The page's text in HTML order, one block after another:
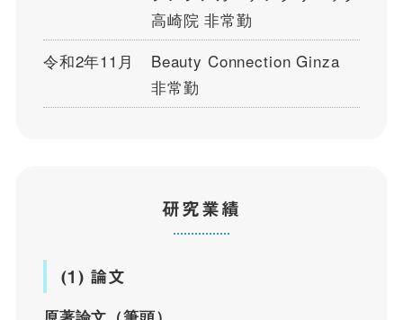
高崎院 非常勤
令和2年11月
Beauty Connection Ginza
非常勤
研究業績
(1) 論文